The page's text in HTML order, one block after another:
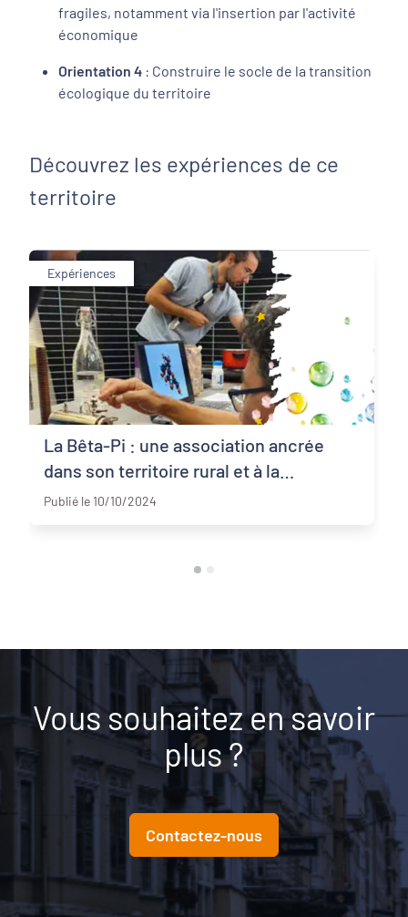
fragiles, notamment via l'insertion par l'activité
économique
Orientation 4 : Construire le socle de la transition
écologique du territoire
Découvrez les expériences de ce
territoire
Expériences
La Bêta-Pi : une association ancrée
dans son territoire rural et à la
pédagogie ciblée
Publié le 10/10/2024
Vous souhaitez en savoir
plus ?
Contactez-nous